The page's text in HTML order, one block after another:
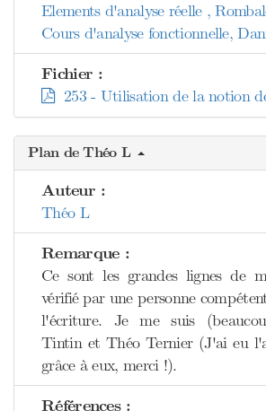
Elements d'analyse réelle ,
Cours d'analyse fonctionnelle,
Fichier :
253 - Utilisation de la notion
Plan de Théo L
Auteur :
Théo L
Remarque :
Ce sont les grandes lignes de
vérifié par une personne
l'écriture. Je me suis
Tintin et Théo Ternier (J'ai eu
grâce à eux, merci !).
Références :